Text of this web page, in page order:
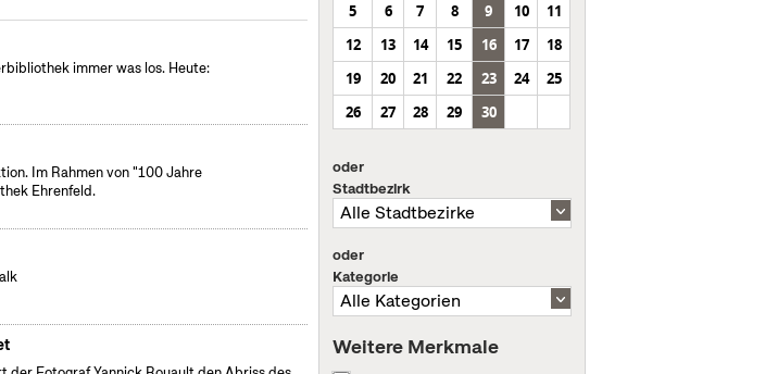
immer was los. Heute:
Im Rahmen von "100 Jahre
Ehrenfeld.
5
6 7 8 9 10
11
12
13 14 15 16 17
18
19
20 21 22 23 24
25
26
27 28 29 30
oder
Stadtbezirk
oder
Kategorie
Weitere Merkmale